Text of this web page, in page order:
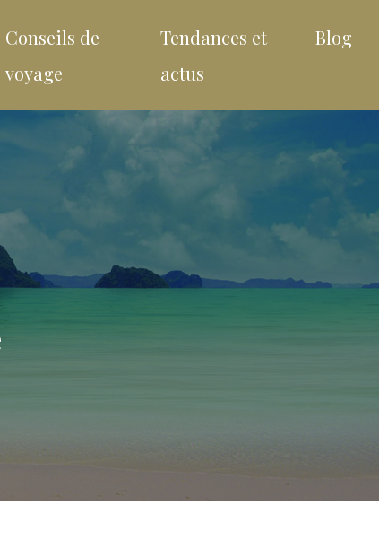
Conseils de
voyage
Tendances et
actus
Blog